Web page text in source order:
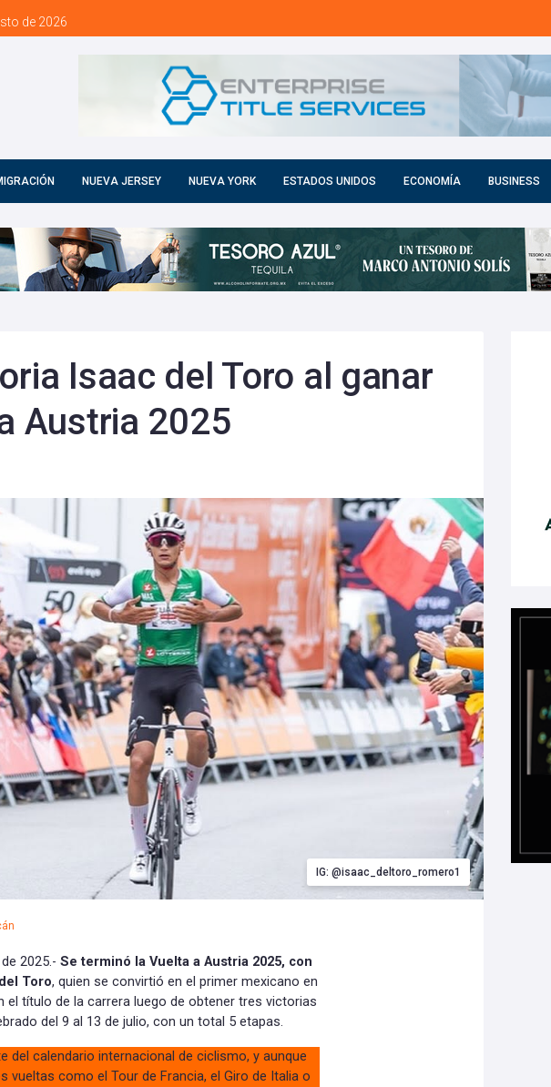
de 2026
NUEVA JERSEY NUEVA YORK ESTADOS UNIDOS ECONOMÍA BUSINESS
Isaac del Toro al ganar
Austria 2025
IG: @isaac_deltoro_romero1
2025.- Se terminó la Vuelta a Austria 2025, con
Toro, quien se convirtió en el primer mexicano en
el título de la carrera luego de obtener tres victorias
del 9 al 13 de julio, con un total 5 etapas.
del calendario internacional de ciclismo, y aunque
vueltas como el Tour de Francia, el Giro de Italia o